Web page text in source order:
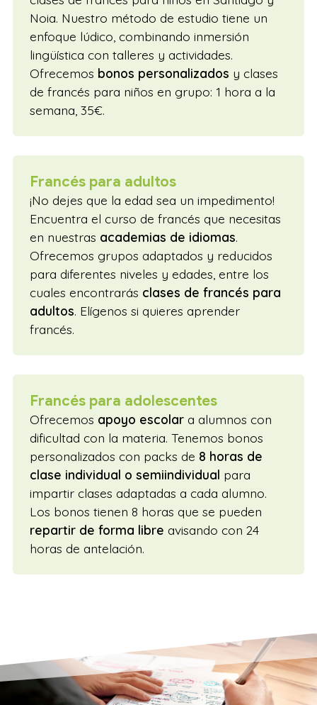
Noia. Nuestro método de estudio tiene un
enfoque lúdico, combinando inmersión
lingüística con talleres y actividades.
Ofrecemos bonos personalizados y clases
de francés para niños en grupo: 1 hora a la
semana, 35€.
Francés para adultos
¡No dejes que la edad sea un impedimento!
Encuentra el curso de francés que necesitas
en nuestras academias de idiomas.
Ofrecemos grupos adaptados y reducidos
para diferentes niveles y edades, entre los
cuales encontrarás clases de francés para
adultos. Elígenos si quieres aprender
francés.
Francés para adolescentes
Ofrecemos apoyo escolar a alumnos con
dificultad con la materia. Tenemos bonos
personalizados con packs de 8 horas de
clase individual o semiindividual para
impartir clases adaptadas a cada alumno.
Los bonos tienen 8 horas que se pueden
repartir de forma libre avisando con 24
horas de antelación.